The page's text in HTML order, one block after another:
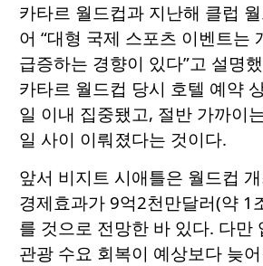
카타르 월드컵과 지난해 클럽
어 “대형 국제 스포츠 이벤트는
급증하는 경향이 있다”고 설명
카타르 월드컵 당시 호텔 예약
일 이내 집중됐고, 절반 가까이
일 사이 이뤄졌다는 것이다.
앞서 비지트 시애틀은 월드컵
경제효과가 9억2천만달러(약 1
를 것으로 전망한 바 있다. 다만
관광 수요 회복이 예상보다 늦